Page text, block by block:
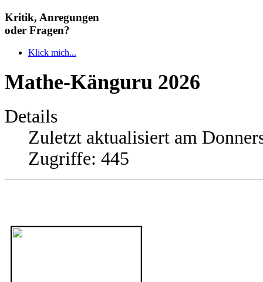
Kritik, Anregungen
oder Fragen?
Klick mich...
Mathe-Känguru 2026
Details
Zuletzt aktualisiert am
Zugriffe: 445